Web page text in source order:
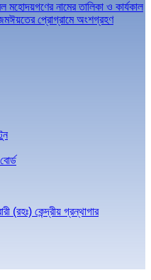
মহোদয়গণের নামের তালিকা ও কার্যকাল
জমঈয়তের প্রোগ্রামে অংশগ্রহণ
(রহঃ) কেন্দ্রীয় গ্রন্থাগার